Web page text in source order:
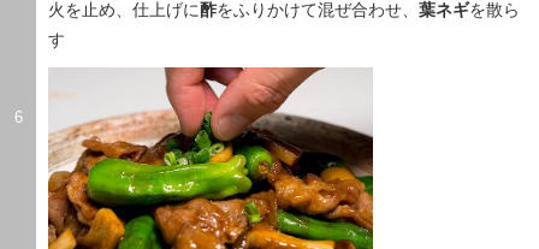
6
火を止め、仕上げに酢をふりかけて混ぜ合わせ、 葉ネギを散ら
す